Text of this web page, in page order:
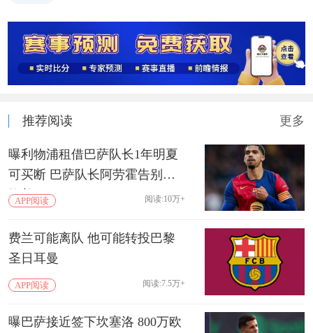
推荐阅读 更多
曝利物浦租借巴萨队长1年明夏
可买断 巴萨队长阿劳霍告别诺
坎普
APP阅读 阅读:10万+
费兰可能离队 他可能转投巴黎
圣日耳曼
APP阅读 阅读:7.5万+
曝巴萨接近签下坎塞洛 800万欧